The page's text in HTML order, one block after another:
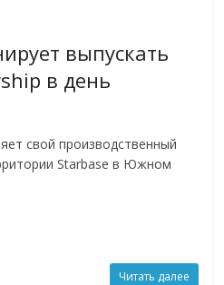
выпускать
в день
свой производственный
Starbase в Южном
Читать далее